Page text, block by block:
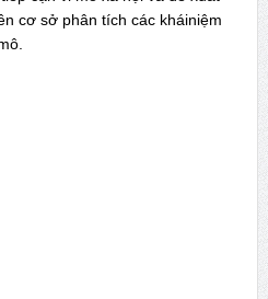
cơ sở phân tích các kháiniệm